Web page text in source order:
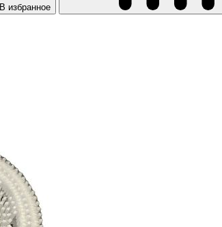
В избранное